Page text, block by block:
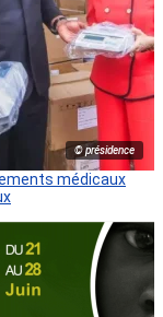
© présidence
médicaux